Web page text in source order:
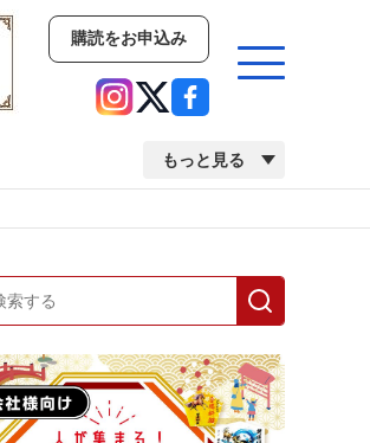
購読をお申込み
もっと見る
イベント
人事・移転・異動・訃報